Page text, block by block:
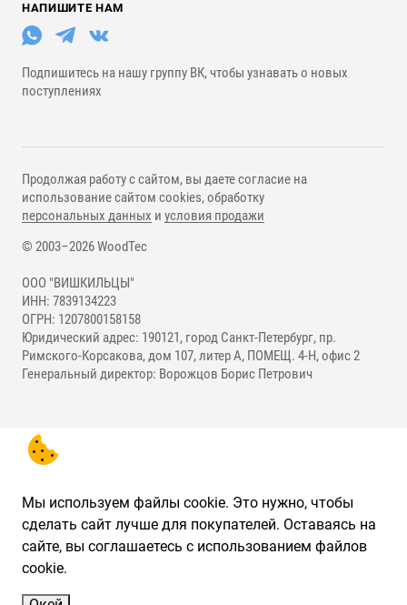
НАПИШИТЕ НАМ
Подпишитесь на нашу группу ВК, чтобы узнавать о новых
поступлениях
© 2003–2026 WoodTec
ООО "ВИШКИЛЬЦЫ"
ИНН: 7839134223
ОГРН: 1207800158158
Юридический адрес: 190121, город Санкт-Петербург, пр.
Римского-Корсакова, дом 107, литер А, ПОМЕЩ. 4-Н, офис 2
Генеральный директор: Ворожцов Борис Петрович
Продолжая работу с сайтом, вы даете согласие на
использование сайтом cookies, обработку
персональных данных и условия продажи
Мы используем файлы cookie. Это нужно, чтобы
сделать сайт лучше для покупателей. Оставаясь на
сайте, вы соглашаетесь с использованием файлов
cookie.